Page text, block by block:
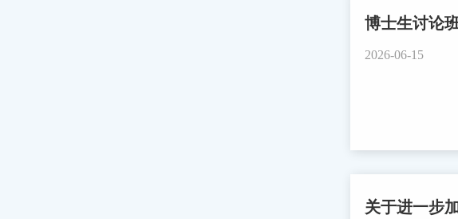
博士生讨论
2026-06-15
关于进一步